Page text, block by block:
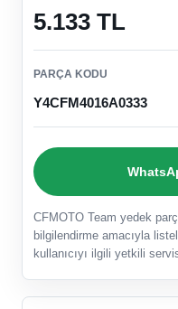
5.133 TL
PARÇA KODU
Y4CFM4016A0333
CFMOTO Team yedek
bilgilendirme amacıyla
kullanıcıyı ilgili yetkili